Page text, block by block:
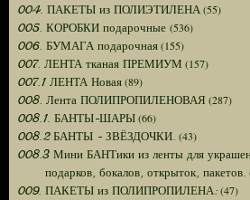
004. ПАКЕТЫ из ПОЛИЭТИЛЕНА(55)
005. КОРОБКИ подарочные (536)
006. БУМАГА подарочная(155)
007. ЛЕНТА тканая ПРЕМИУМ (157)
007.1 ЛЕНТА Новая(89)
008. Лента ПОЛИПРОПИЛЕНОВАЯ (287)
008.1. БАНТЫ-ШАРЫ(66)
008.2 БАНТЫ - ЗВЁЗДОЧКИ. (43)
008.3 Мини БАНТики из ленты для
подарков, бокалов, открыток, пакетов.
009. ПАКЕТЫ из ПОЛИПРОПИЛЕНА:(47)